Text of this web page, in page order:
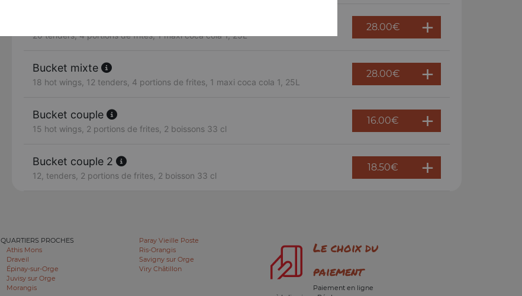
20 tenders, 4 portions de frites, 1 maxi coca cola 1, 25L
28.00€
Bucket mixte
18 hot wings, 12 tenders, 4 portions de frites, 1 maxi coca cola 1, 25L
28.00€
Bucket couple
15 hot wings, 2 portions de frites, 2 boissons 33 cl
16.00€
Bucket couple 2
12, tenders, 2 portions de frites, 2 boisson 33 cl
18.50€
QUARTIERS PROCHES
Athis Mons
Draveil
Épinay-sur-Orge
Juvisy sur Orge
Morangis
Paray Vieille Poste
Ris-Orangis
Savigny sur Orge
Viry Châtillon
Le choix du
paiement
Paiement en ligne